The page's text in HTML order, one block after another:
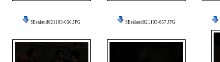
SEsalaud021103-056.JPG SEsalaud021103-057.JPG